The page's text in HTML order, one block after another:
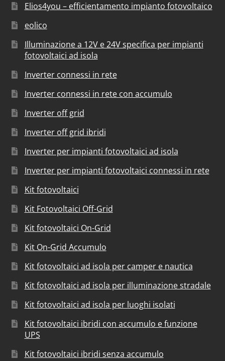
Elios4you – efficientamento impianto fotovoltaico
eolico
Illuminazione a 12V e 24V specifica per impianti
fotovoltaici ad isola
Inverter connessi in rete
Inverter connessi in rete con accumulo
Inverter off grid
Inverter off grid ibridi
Inverter per impianti fotovoltaici ad isola
Inverter per impianti fotovoltaici connessi in rete
Kit fotovoltaici
Kit Fotovoltaici Off-Grid
Kit fotovoltaici On-Grid
Kit On-Grid Accumulo
Kit fotovoltaici ad isola per camper e nautica
Kit fotovoltaici ad isola per illuminazione stradale
Kit fotovoltaici ad isola per luoghi isolati
Kit fotovoltaici ibridi con accumulo e funzione
UPS
Kit fotovoltaici ibridi senza accumulo